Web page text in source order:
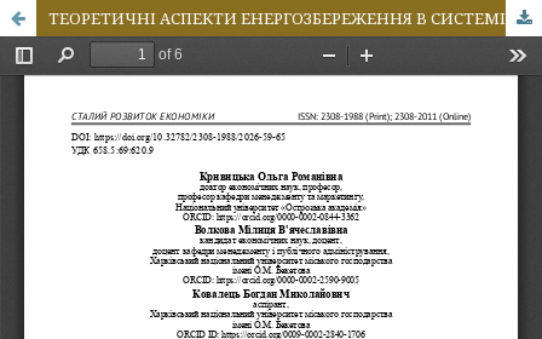
ТЕОРЕТИЧНІ АСПЕКТИ ЕНЕРГОЗБЕРЕЖЕННЯ В СИСТЕМІ МЕНЕДЖМЕНТУ БУДІВЕЛЬНИХ ПІДПРИЄМСТВ